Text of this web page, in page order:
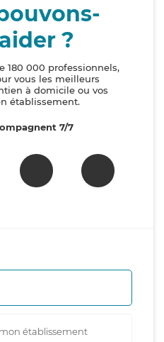
?
180 000 professionnels,
vous les meilleurs
à domicile ou vos
établissement.
7/7
établissement